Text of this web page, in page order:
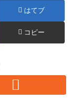
はてブ
コピー